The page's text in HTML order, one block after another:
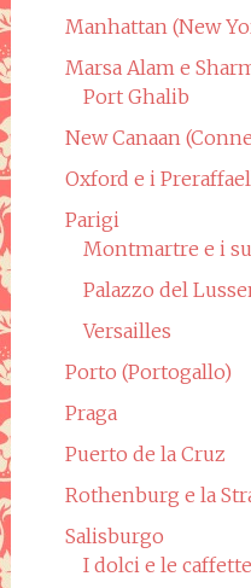
Manhattan (New
Marsa Alam e
Port Ghalib
New Canaan
Oxford e i
Parigi
Montmartre e i
Palazzo del
Versailles
Porto (Portogallo)
Praga
Puerto de la Cruz
Rothenburg e la
Salisburgo
I dolci e le